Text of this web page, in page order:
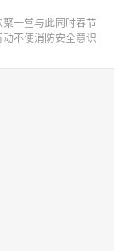
一堂与此同时春节
不便消防安全意识